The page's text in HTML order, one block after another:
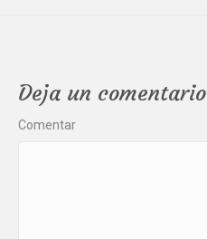
Deja un comentario
Comentar